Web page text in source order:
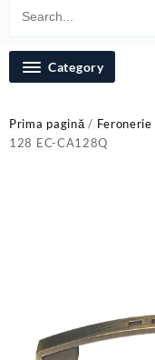
Category
Prima pagină/ Feronerie
128 EC-CA128Q